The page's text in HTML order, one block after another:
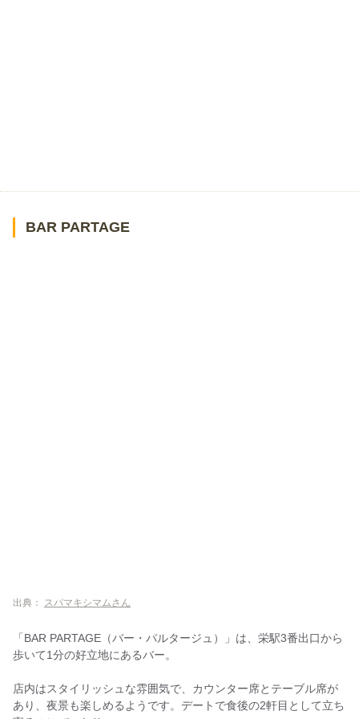
BAR PARTAGE
出典： スパマキシマムさん
「BAR PARTAGE（バー・パルタージュ）」は、栄駅3番出口から
歩いて1分の好立地にあるバー。
店内はスタイリッシュな雰囲気で、カウンター席とテーブル席が
あり、夜景も楽しめるようです。デートで食後の2軒目として立ち